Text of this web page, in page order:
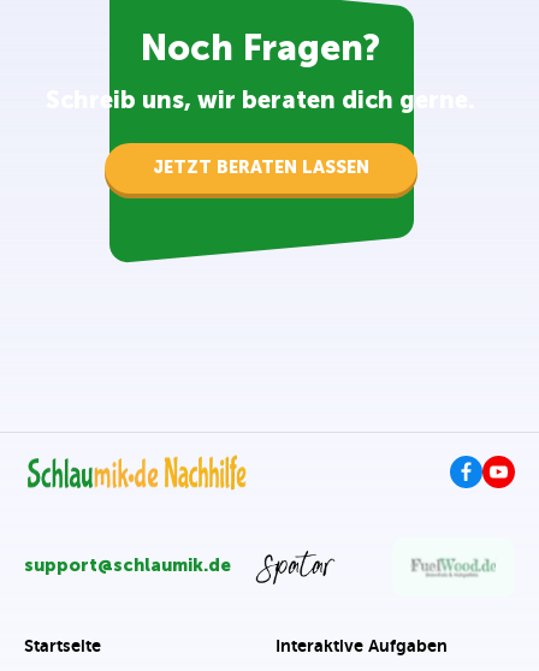
Noch Fragen?
Schreib uns, wir beraten dich gerne.
JETZT BERATEN LASSEN
Startseite
Interaktive Aufgaben
support@schlaumik.de